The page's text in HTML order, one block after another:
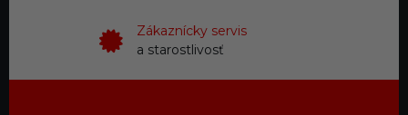
Zákaznícky servis
a starostlivosť